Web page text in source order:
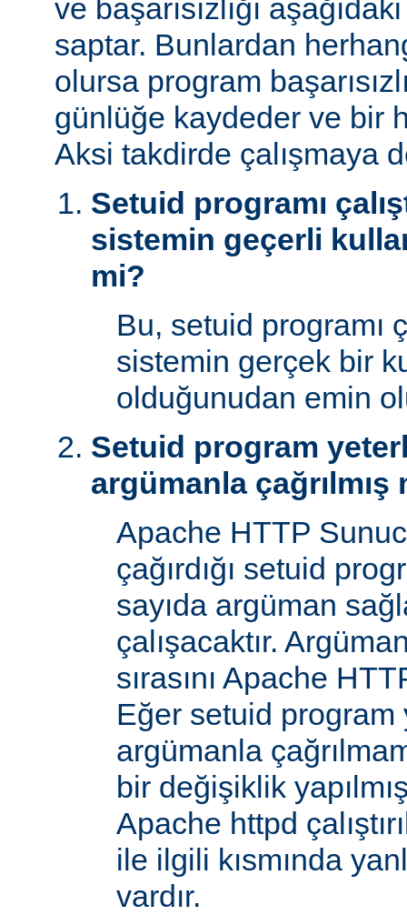
ve başarısızlığı
saptar. Bunlardan
olursa program
günlüğe kaydeder ve bir
Aksi takdirde çalışmaya
Setuid programı
sistemin geçerli
mi?
Bu, setuid programı
sistemin gerçek bir
olduğunudan emin
Setuid program
argümanla çağrılmış
Apache HTTP
çağırdığı setuid
sayıda argüman
çalışacaktır.
sırasını Apache
Eğer setuid program
argümanla
bir değişiklik
Apache httpd
ile ilgili kısmında
vardır.